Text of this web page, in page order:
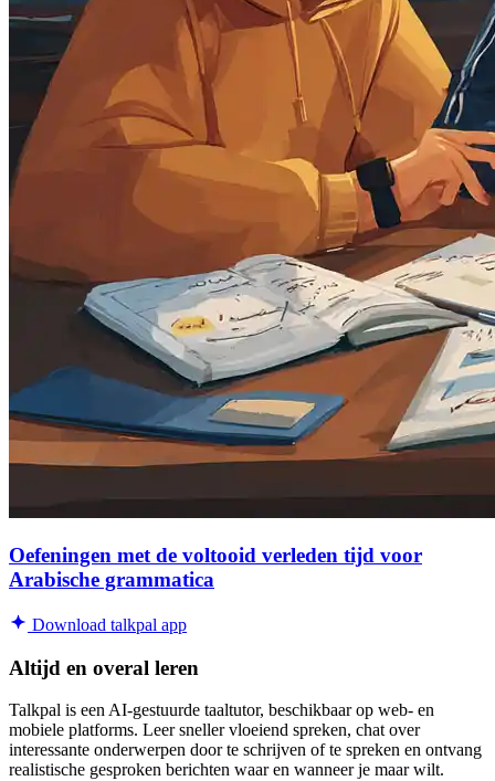
Oefeningen met de voltooid verleden tijd voor
Arabische grammatica
Download talkpal app
Altijd en overal leren
Talkpal is een AI-gestuurde taaltutor, beschikbaar op web- en
mobiele platforms. Leer sneller vloeiend spreken, chat over
interessante onderwerpen door te schrijven of te spreken en ontvang
realistische gesproken berichten waar en wanneer je maar wilt.